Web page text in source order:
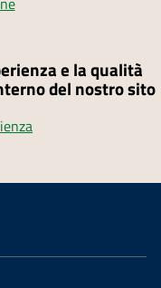
e la qualità
del nostro sito